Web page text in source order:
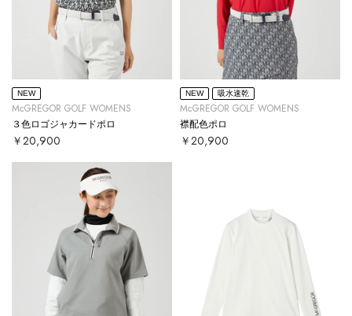
NEW
McGREGOR GOLF WOMENS
３色ロゴジャカードポロ
￥20,900
NEW 吸水速乾
McGREGOR GOLF WOMENS
襟配色ポロ
￥20,900